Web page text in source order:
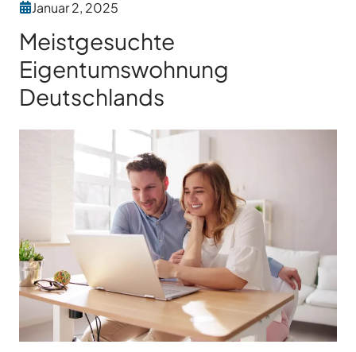
Januar 2, 2025
Meistgesuchte
Eigentumswohnung
Deutschlands